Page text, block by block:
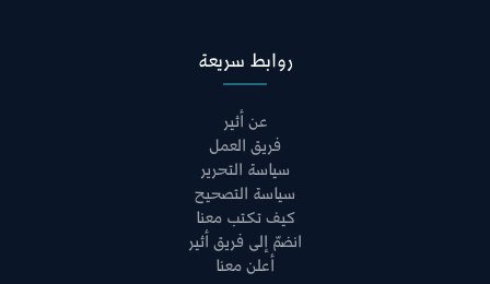
روابط سريعة
عن أثير
فريق العمل
سياسة التحرير
سياسة التصحيح
كيف تكتب معنا
انضمّ إلى فريق أثير
أعلن معنا